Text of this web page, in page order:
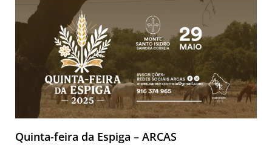
Quinta-feira da Espiga – ARCAS